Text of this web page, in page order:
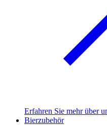
Erfahren Sie mehr über
Bierzubehör